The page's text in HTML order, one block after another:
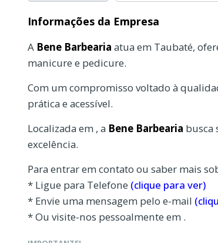
Informações da Empresa
A Bene Barbearia atua em Taubaté,
manicure e pedicure.
Com um compromisso voltado à
prática e acessível.
Localizada em , a Bene Barbearia busca
excelência.
Para entrar em contato ou saber mais
* Ligue para Telefone (clique para ver)
* Envie uma mensagem pelo e-mail
* Ou visite-nos pessoalmente em .